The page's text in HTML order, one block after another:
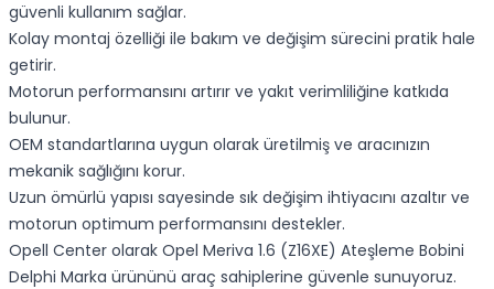
güvenli kullanım sağlar.
Kolay montaj özelliği ile bakım ve değişim sürecini pratik hale
getirir.
Motorun performansını artırır ve yakıt verimliliğine katkıda
bulunur.
OEM standartlarına uygun olarak üretilmiş ve aracınızın
mekanik sağlığını korur.
Uzun ömürlü yapısı sayesinde sık değişim ihtiyacını azaltır ve
motorun optimum performansını destekler.
Opell Center olarak Opel Meriva 1.6 (Z16XE) Ateşleme Bobini
Delphi Marka ürününü araç sahiplerine güvenle sunuyoruz.